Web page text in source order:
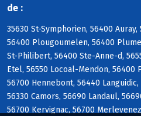
de :
35630 St-Symphorien, 56400
56400 Plougoumelen, 56400
St-Philibert, 56400 Ste-Anne-d,
Etel, 56550 Locoal-Mendon, 56400
56700 Hennebont, 56440
56330 Camors, 56690 Landaul,
56700 Kervignac, 56700